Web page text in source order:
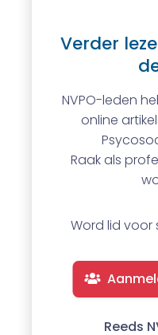
Verder
NVPO-leden
online
Raak als
Word lid voor
Reeds